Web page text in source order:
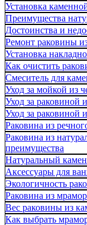
Установка
Преимущества
Достоинства и
Ремонт раковины
Установка
Как очистить
Смеситель для
Уход за мойкой из
Уход за раковиной
Уход за раковиной
Раковина из
Раковина из
преимущества
Натуральный
Аксессуары для
Экологичность
Раковина из
Вес раковины из
Как выбрать